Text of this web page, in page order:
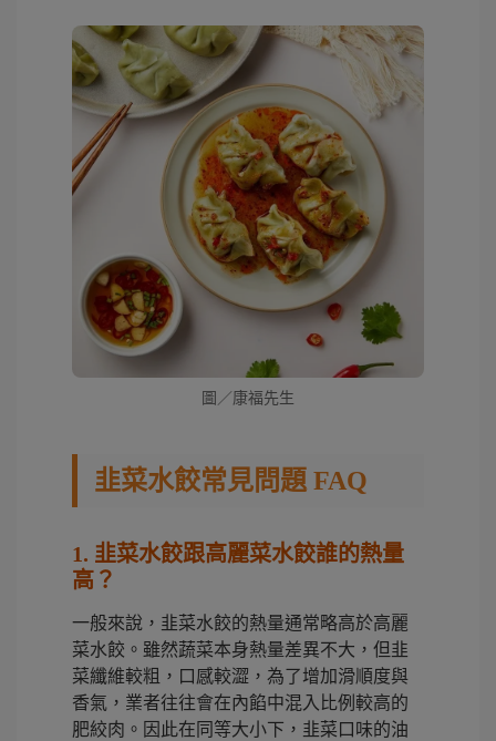
圖／康福先生
韭菜水餃常見問題 FAQ
1. 韭菜水餃跟高麗菜水餃誰的熱量
高？
一般來說，韭菜水餃的熱量通常略高於高麗
菜水餃。雖然蔬菜本身熱量差異不大，但韭
菜纖維較粗，口感較澀，為了增加滑順度與
香氣，業者往往會在內餡中混入比例較高的
肥絞肉。因此在同等大小下，韭菜口味的油